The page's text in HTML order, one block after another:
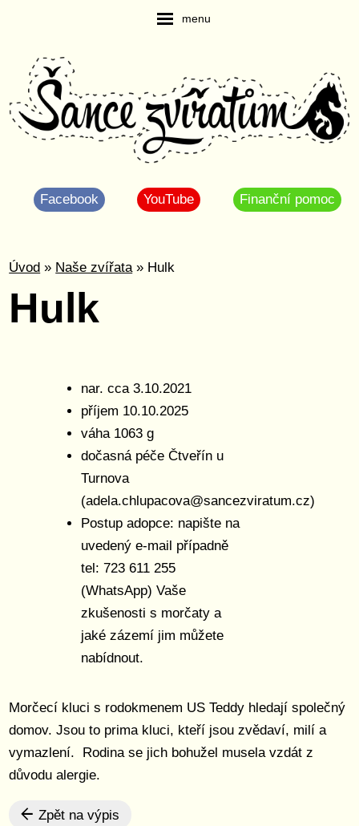
menu
Facebook YouTube Finanční pomoc
Úvod » Naše zvířata» Hulk
Hulk
Morčecí kluci s rodokmenem US Teddy hledají společný
domov. Jsou to prima kluci, kteří jsou zvědaví, milí a
vymazlení. Rodina se jich bohužel musela vzdát z
důvodu alergie.
Zpět na výpis
nar. cca 3.10.2021
příjem 10.10.2025
váha 1063 g
dočasná péče Čtveřín u
Turnova
(adela.chlupacova@sancezviratum.cz)
Postup adopce: napište na
uvedený e-mail případně
tel: 723 611 255
(WhatsApp) Vaše
zkušenosti s morčaty a
jaké zázemí jim můžete
nabídnout.